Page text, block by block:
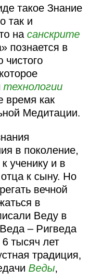
такое Знание
так и
насанскрите
познается в
чистого
технологии
время как
Медитации.
в поколение,
ученику и в
к сыну. Но
вечной
в
Веду в
– Ригведа
тысяч лет
традиция,
Веды,